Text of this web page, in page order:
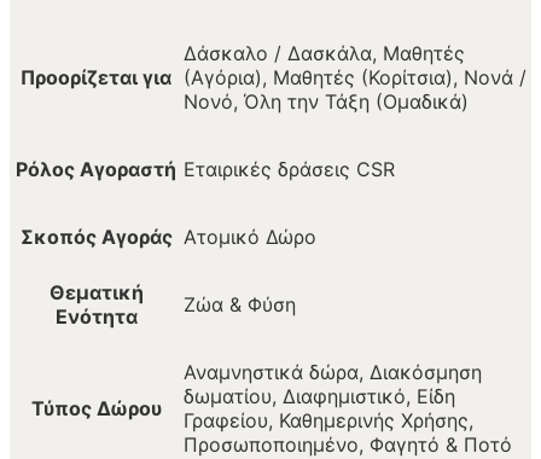
Προορίζεται για
Δάσκαλο / Δασκάλα, Μαθητές
(Αγόρια), Μαθητές (Κορίτσια), Νονά /
Νονό, Όλη την Τάξη (Ομαδικά)
Ρόλος Αγοραστή Εταιρικές δράσεις CSR
Σκοπός Αγοράς Ατομικό Δώρο
Θεματική
Ενότητα
Ζώα & Φύση
Τύπος Δώρου
Αναμνηστικά δώρα, Διακόσμηση
δωματίου, Διαφημιστικό, Είδη
Γραφείου, Καθημερινής Χρήσης,
Προσωποποιημένο, Φαγητό & Ποτό